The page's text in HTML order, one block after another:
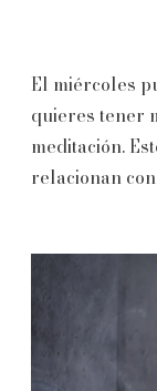
El miércoles
quieres tener
meditación.
relacionan